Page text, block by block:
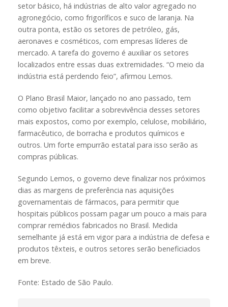
setor básico, há indústrias de alto valor agregado no
agronegócio, como frigoríficos e suco de laranja. Na
outra ponta, estão os setores de petróleo, gás,
aeronaves e cosméticos, com empresas líderes de
mercado. A tarefa do governo é auxiliar os setores
localizados entre essas duas extremidades. “O meio da
indústria está perdendo feio”, afirmou Lemos.
O Plano Brasil Maior, lançado no ano passado, tem
como objetivo facilitar a sobrevivência desses setores
mais expostos, como por exemplo, celulose, mobiliário,
farmacêutico, de borracha e produtos químicos e
outros. Um forte empurrão estatal para isso serão as
compras públicas.
Segundo Lemos, o governo deve finalizar nos próximos
dias as margens de preferência nas aquisições
governamentais de fármacos, para permitir que
hospitais públicos possam pagar um pouco a mais para
comprar remédios fabricados no Brasil. Medida
semelhante já está em vigor para a indústria de defesa e
produtos têxteis, e outros setores serão beneficiados
em breve.
Fonte: Estado de São Paulo.